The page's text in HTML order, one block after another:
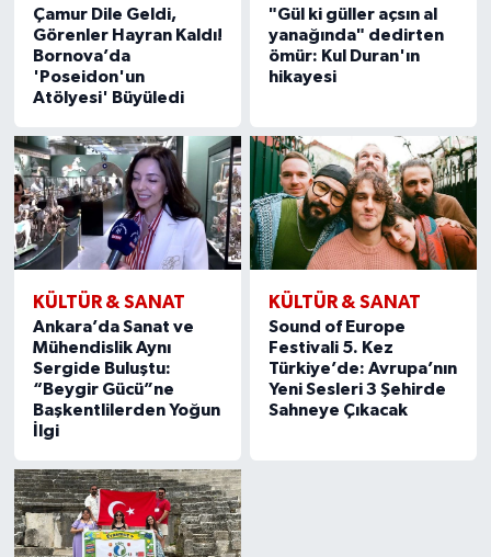
Çamur Dile Geldi,
Görenler Hayran Kaldı!
Bornova’da
'Poseidon'un
Atölyesi' Büyüledi
"Gül ki güller açsın al
yanağında" dedirten
ömür: Kul Duran'ın
hikayesi
KÜLTÜR & SANAT
Ankara’da Sanat ve
Mühendislik Aynı
Sergide Buluştu:
“Beygir Gücü”ne
Başkentlilerden Yoğun
İlgi
KÜLTÜR & SANAT
Sound of Europe
Festivali 5. Kez
Türkiye’de: Avrupa’nın
Yeni Sesleri 3 Şehirde
Sahneye Çıkacak